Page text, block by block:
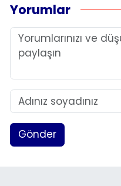
Yorumlar
Gönder